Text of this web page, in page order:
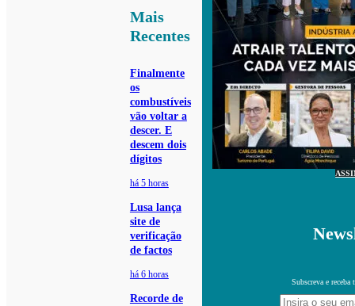
Mais
Recentes
Finalmente
os
combustíveis
vão voltar a
descer. E
descem dois
dígitos
há 5 horas
Lusa lança
site de
verificação
de factos
há 6 horas
Recorde de
Subscreva e receba